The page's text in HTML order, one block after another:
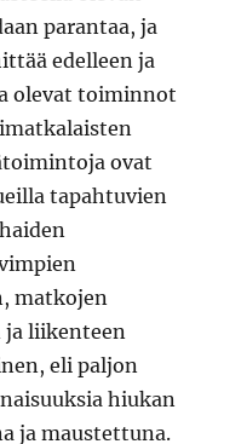
parantaa, ja
edelleen ja
olevat toiminnot
ovat
tapahtuvien
matkojen
liikenteen
eli paljon
hiukan
ja maustettuna.